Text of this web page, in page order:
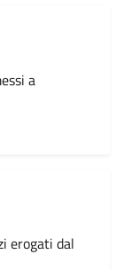
a
erogati dal